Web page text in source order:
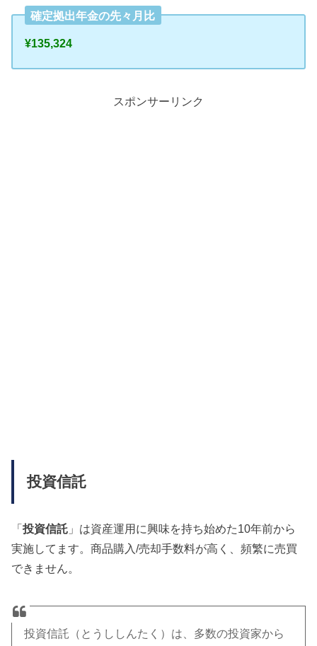
確定拠出年金の先々月比
¥135,324
スポンサーリンク
投資信託
「投資信託 」は資産運用に興味を持ち始めた10年前から
実施してます。商品購入/売却手数料が高く、頻繁に売買
できません。
投資信託（とうししんたく）は、多数の投資家から